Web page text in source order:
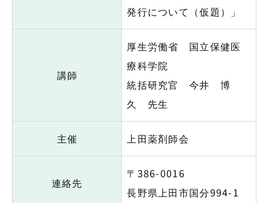
発行について（仮題）」
講師
厚生労働省 国立保健医
療科学院
統括研究官 今井 博
久 先生
主催 上田薬剤師会
連絡先
〒386-0016
長野県上田市国分994-1